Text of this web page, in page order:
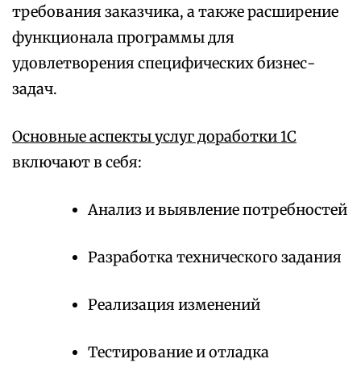
требования заказчика, а также расширение
функционала программы для
удовлетворения специфических бизнес-
задач.
Основные аспекты услуг доработки 1С
включают в себя:
Анализ и выявление потребностей
Разработка технического задания
Реализация изменений
Тестирование и отладка